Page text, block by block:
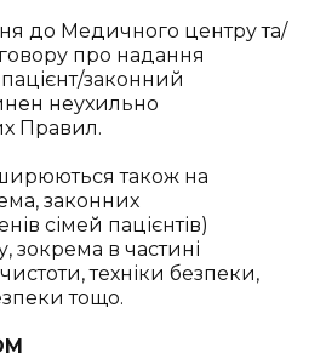
до Медичного центру та/
про надання
законний
неухильно
Правил.
також на
законних
сімей пацієнтів)
зокрема в частині
техніки безпеки,
тощо.